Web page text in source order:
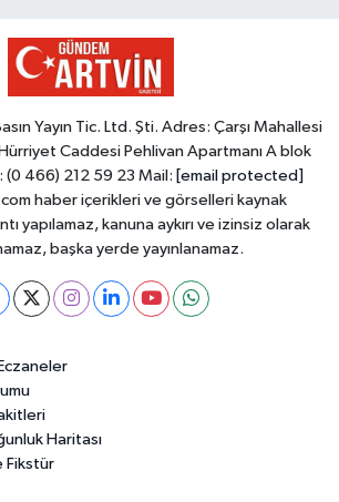
Yayın Tic. Ltd. Şti. Adres: Çarşı Mahallesi
Caddesi Pehlivan Apartmanı A blok
(0 466) 212 59 23 Mail: [email protected]
haber içerikleri ve görselleri kaynak
yapılamaz, kanuna aykırı ve izinsiz olarak
başka yerde yayınlanamaz.
Haritası
Fikstür